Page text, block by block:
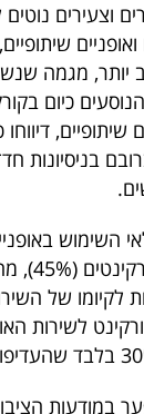
וצעירים
יותר, מגמה
כ־50% מהנוסעים
בניסיונות
השימוש
העדפה